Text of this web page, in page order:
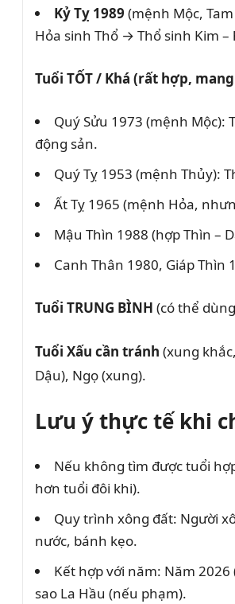
Kỷ Tỵ 1989 (mệnh Mộc,
Hỏa sinh Thổ → Thổ sinh Kim
Tuổi TỐT / Khá (rất hợp,
Quý Sửu 1973 (mệnh Mộc):
động sản.
Quý Tỵ 1953 (mệnh Thủy):
Ất Tỵ 1965 (mệnh Hỏa,
Mậu Thìn 1988 (hợp Thìn –
Canh Thân 1980, Giáp Thìn
Tuổi TRUNG BÌNH (có thể
Tuổi Xấu cần tránh (xung
Dậu), Ngọ (xung).
Lưu ý thực tế khi
Nếu không tìm được tuổi
hơn tuổi đôi khi).
Quy trình xông đất: Người
nước, bánh kẹo.
Kết hợp với năm: Năm
sao La Hầu (nếu phạm).